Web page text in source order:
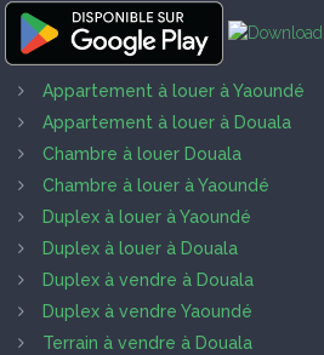
Appartement à louer à Yaoundé
Appartement à louer à Douala
Chambre à louer Douala
Chambre à louer à Yaoundé
Duplex à louer à Yaoundé
Duplex à louer à Douala
Duplex à vendre à Douala
Duplex à vendre Yaoundé
Terrain à vendre à Douala